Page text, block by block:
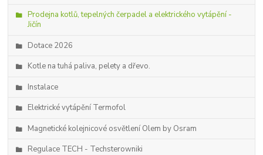
Prodejna kotlů, tepelných čerpadel a elektrického vytápění -
Jičín
Dotace 2026
Kotle na tuhá paliva, pelety a dřevo.
Instalace
Elektrické vytápění Termofol
Magnetické kolejnicové osvětlení Olem by Osram
Regulace TECH - Techsterowniki